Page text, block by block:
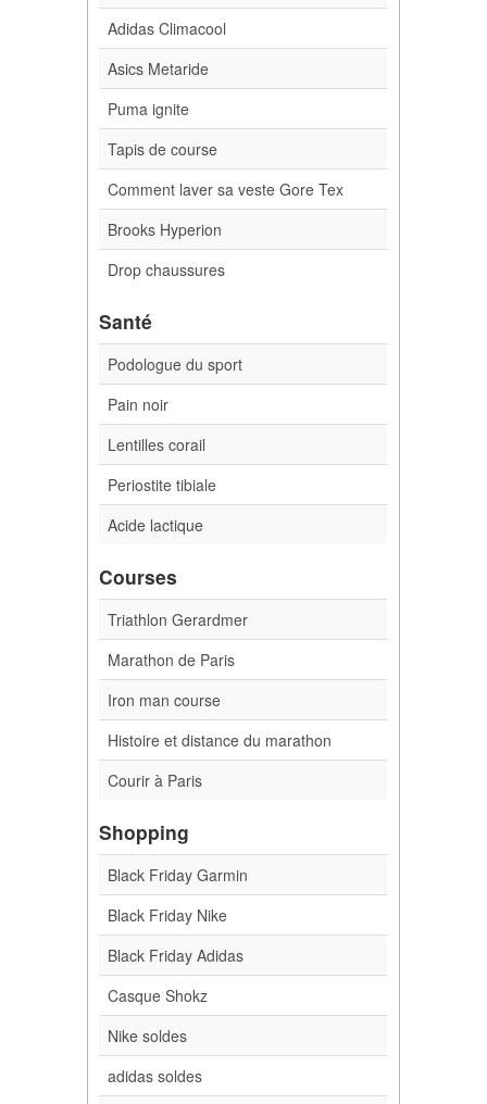
Adidas Climacool
Asics Metaride
Puma ignite
Tapis de course
Comment laver sa veste Gore Tex
Brooks Hyperion
Drop chaussures
Santé
Podologue du sport
Pain noir
Lentilles corail
Periostite tibiale
Acide lactique
Courses
Triathlon Gerardmer
Marathon de Paris
Iron man course
Histoire et distance du marathon
Courir à Paris
Shopping
Black Friday Garmin
Black Friday Nike
Black Friday Adidas
Casque Shokz
Nike soldes
adidas soldes